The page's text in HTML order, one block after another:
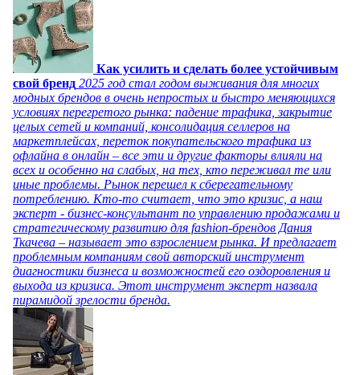
Как усилить и сделать более устойчивым
свой бренд 2025 год стал годом выживания для многих
модных брендов в очень непростых и быстро меняющихся
условиях перегретого рынка: падение трафика, закрытие
целых сетей и компаний, консолидация селлеров на
маркетплейсах, переток покупательского трафика из
офлайна в онлайн – все эти и другие факторы влияли на
всех и особенно на слабых, на тех, кто переживал те или
иные проблемы. Рынок перешел к сберегательному
потреблению. Кто-то считает, что это кризис, а наш
эксперт - бизнес-консультант по управлению продажами и
стратегическому развитию для fashion-брендов Дания
Ткачева – называет это взрослением рынка. И предлагает
проблемным компаниям свой авторский инструмент
диагностики бизнеса и возможностей его оздоровления и
выхода из кризиса. Этот инструмент эксперт назвала
пирамидой зрелости бренда.